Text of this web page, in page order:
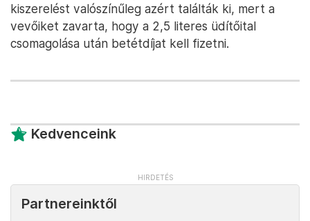
kiszerelést valószínűleg azért találták ki, mert a
vevőiket zavarta, hogy a 2,5 literes üdítőital
csomagolása után betétdíjat kell fizetni.
Kedvenceink
Partnereinktől